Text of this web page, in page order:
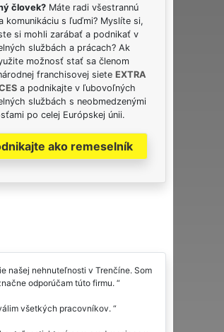
človek? Máte radi všestrannú
komunikáciu s ľuďmi? Myslíte si,
si mohli zarábať a podnikať v
službách a prácach? Ak
možnosť stať sa členom
franchisovej siete EXTRA
a podnikajte v ľubovoľných
službách s neobmedzenými
po celej Európskej únii.
ako remeselník
našej nehnuteľnosti v Trenčíne. Som
odporúčam túto firmu.
všetkých pracovníkov.